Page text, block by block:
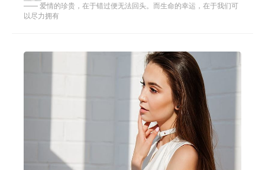
—— 爱情的珍贵，在于错过便无法回头。而生命的幸运，在于我们可
以尽力拥有